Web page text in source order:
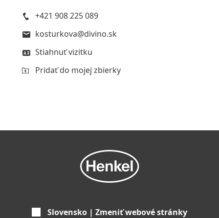
+421 908 225 089
kosturkova@divino.sk
Stiahnuť vizitku
Pridať do mojej zbierky
Slovensko | Zmeniť webové stránky